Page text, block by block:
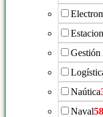
Gestión
Naútica
Naval58